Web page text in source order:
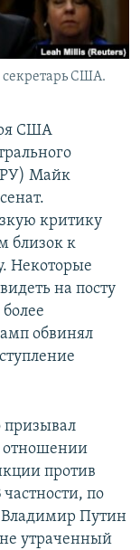
США.
США
Майк
критику
близок к
Некоторые
на посту
обвинял
призывал
отношении
против
по
Владимир Путин
утраченный